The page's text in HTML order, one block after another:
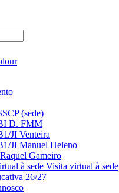
(sede)
D. FMM
JI Venteira
JI Manuel Heleno
Gameiro
Visita virtual à sede
26/27